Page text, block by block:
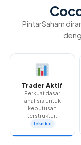
PintarSaham
Trader Aktif
Perkuat dasar
analisis untuk
keputusan
terstruktur.
Teknikal